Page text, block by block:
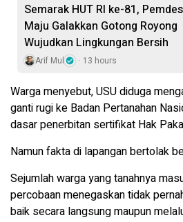
Semarak HUT RI ke-81,
Maju Galakkan Gotong Royong
Wujudkan Lingkungan Bersih
Arif Mul 13 hours
Warga menyebut, USU diduga
ganti rugi ke Badan Pertanahan
dasar penerbitan sertifikat Hak
Namun fakta di lapangan bertolak
Sejumlah warga yang tanahnya
percobaan menegaskan tidak
baik secara langsung maupun